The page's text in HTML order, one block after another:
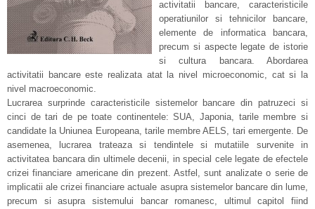
activitatii bancare, caracteristicile
operatiunilor si tehnicilor bancare,
elemente de informatica bancara,
precum si aspecte legate de istorie
si cultura bancara. Abordarea
activitatii bancare este realizata atat la nivel microeconomic, cat si la
nivel macroeconomic.
Lucrarea surprinde caracteristicile sistemelor bancare din patruzeci si
cinci de tari de pe toate continentele: SUA, Japonia, tarile membre si
candidate la Uniunea Europeana, tarile membre AELS, tari emergente. De
asemenea, lucrarea trateaza si tendintele si mutatiile survenite in
activitatea bancara din ultimele decenii, in special cele legate de efectele
crizei financiare americane din prezent. Astfel, sunt analizate o serie de
implicatii ale crizei financiare actuale asupra sistemelor bancare din lume,
precum si asupra sistemului bancar romanesc, ultimul capitol fiind